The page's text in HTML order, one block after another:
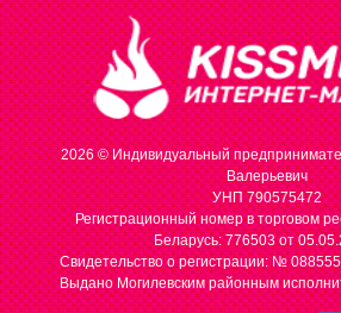
2026 © Индивидуальный
Валерьевич
УНП 790575472
Регистрационный номер в торговом
Беларусь: 776503 от
Cвидетельство о регистрации: №
Выдано Могилевским районным